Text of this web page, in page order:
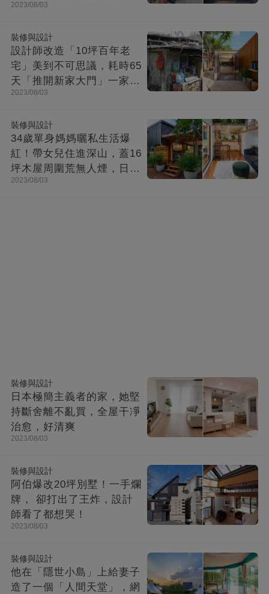
「打造功能齊全迷你房」成
2023/08/03
裝修與設計
設計師改造「10坪百年老
宅」美到不可思議，耗時65
天「推開新家大門」一家8
口哭了
2023/08/03
裝修與設計
34歲單身媽媽曬私生活爆
紅！帶女兒住進深山，蓋16
坪木屋周圍荒無人煙，日子
快活似神仙
2023/08/03
裝修與設計
日本極簡主義者的家，她堅
持斷舍離不亂買，全屋干凈
治愈，好清爽
2023/08/03
裝修與設計
阿伯爆改20坪別墅！一手爛
牌， 卻打出了王炸，設計
師看了都想哭！
2023/08/03
裝修與設計
他在「隱世小島」上給妻子
造了一個「人間天堂」，網